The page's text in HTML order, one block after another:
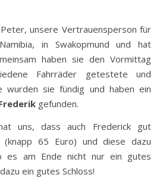
unsere Vertrauensperson für
in Swakopmund und hat
haben sie den Vormittag
Fahrräder getestete und
wurden sie fündig und haben ein
gefunden.
uns, dass auch Frederick gut
65 Euro) und diese dazu
es am Ende nicht nur ein gutes
ein gutes Schloss!